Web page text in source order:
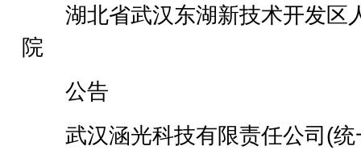
湖北省武汉东湖新技术开发区
院
公告
武汉涵光科技有限责任公司(统